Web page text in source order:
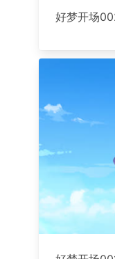
好梦开场